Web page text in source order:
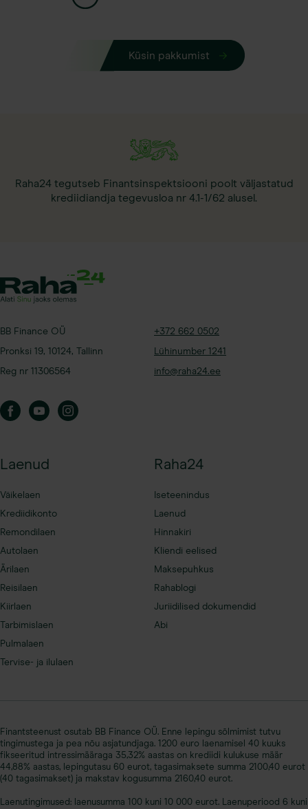
Küsin pakkumist
Raha24 tegutseb Finantsinspektsiooni poolt väljastatud
krediidiandja tegevusloa nr 4.1-1/62 alusel.
BB Finance OÜ
Pronksi 19, 10124, Tallinn
Reg nr 11306564
Laenud
Väikelaen
Krediidikonto
Remondilaen
Autolaen
Ärilaen
Reisilaen
Kiirlaen
Tarbimislaen
Pulmalaen
Tervise- ja ilulaen
Raha24
Iseteenindus
Laenud
Hinnakiri
Kliendi eelised
Maksepuhkus
Rahablogi
Juriidilised dokumendid
Abi
+372 662 0502
Lühinumber 1241
info@raha24.ee
Finantsteenust osutab BB Finance OÜ. Enne lepingu sõlmimist tutvu
tingimustega ja pea nõu asjatundjaga. 1200 euro laenamisel 40 kuuks
fikseeritud intressimääraga 35,32% aastas on krediidi kulukuse määr
44,88% aastas, lepingutasu 60 eurot, tagasimaksete summa 2100,40 eurot
(40 tagasimakset) ja makstav kogusumma 2160,40 eurot.
Laenutingimused: laenusumma 100 kuni 10 000 eurot. Laenuperiood 6 kuni